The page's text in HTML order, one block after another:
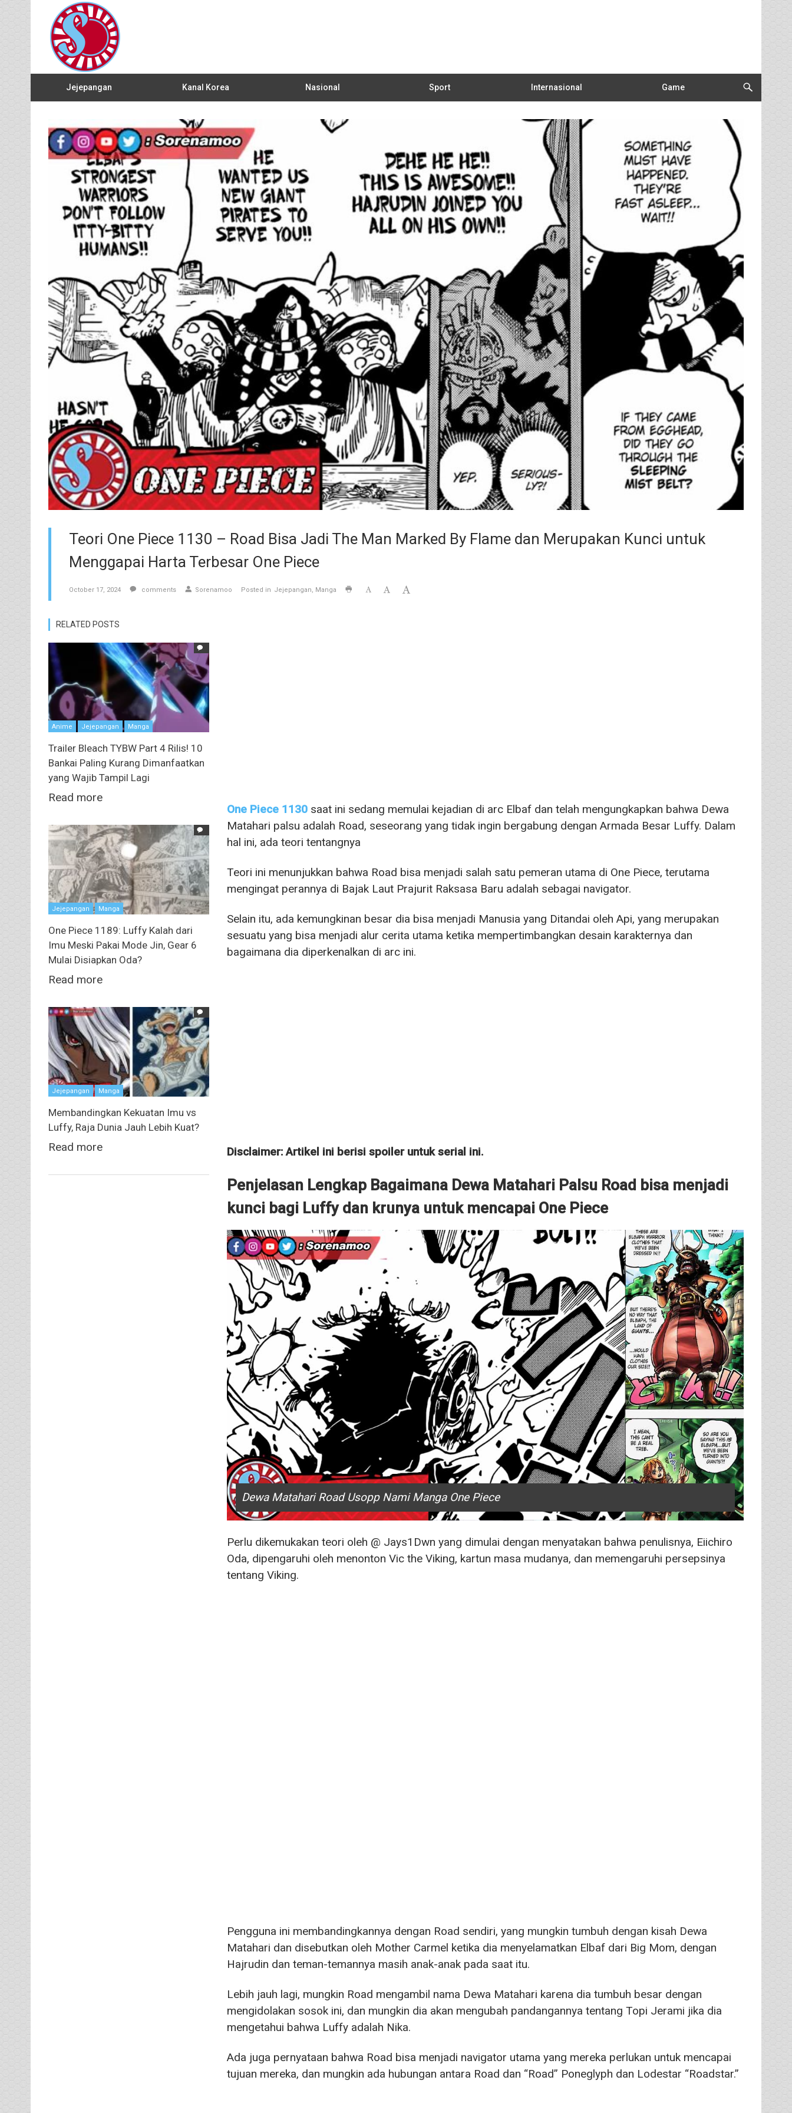
Jejepangan Kanal Korea Nasional Sport Internasional Game
Teori One Piece 1130 – Road Bisa Jadi The Man Marked By Flame dan Merupakan Kunci untuk
Menggapai Harta Terbesar One Piece
October 17, 2024 comments Sorenamoo Posted in Jejepangan Manga
One Piece 1130 saat ini sedang memulai kejadian di arc Elbaf dan telah mengungkapkan bahwa Dewa
Matahari palsu adalah Road, seseorang yang tidak ingin bergabung dengan Armada Besar Luffy. Dalam
hal ini, ada teori tentangnya
Teori ini menunjukkan bahwa Road bisa menjadi salah satu pemeran utama di One Piece, terutama
mengingat perannya di Bajak Laut Prajurit Raksasa Baru adalah sebagai navigator.
Selain itu, ada kemungkinan besar dia bisa menjadi Manusia yang Ditandai oleh Api, yang merupakan
sesuatu yang bisa menjadi alur cerita utama ketika mempertimbangkan desain karakternya dan
bagaimana dia diperkenalkan di arc ini.
Disclaimer: Artikel ini berisi spoiler untuk serial ini.
Penjelasan Lengkap Bagaimana Dewa Matahari Palsu Road bisa menjadi
kunci bagi Luffy dan krunya untuk mencapai One Piece
Dewa Matahari Road Usopp Nami Manga One Piece
Perlu dikemukakan teori oleh @ Jays1Dwn yang dimulai dengan menyatakan bahwa penulisnya, Eiichiro
Oda, dipengaruhi oleh menonton Vic the Viking, kartun masa mudanya, dan memengaruhi persepsinya
tentang Viking.
Pengguna ini membandingkannya dengan Road sendiri, yang mungkin tumbuh dengan kisah Dewa
Matahari dan disebutkan oleh Mother Carmel ketika dia menyelamatkan Elbaf dari Big Mom, dengan
Hajrudin dan teman-temannya masih anak-anak pada saat itu.
Lebih jauh lagi, mungkin Road mengambil nama Dewa Matahari karena dia tumbuh besar dengan
mengidolakan sosok ini, dan mungkin dia akan mengubah pandangannya tentang Topi Jerami jika dia
mengetahui bahwa Luffy adalah Nika.
Ada juga pernyataan bahwa Road bisa menjadi navigator utama yang mereka perlukan untuk mencapai
tujuan mereka, dan mungkin ada hubungan antara Road dan “Road” Poneglyph dan Lodestar “Roadstar.”
RELATED POSTS
Anime Jejepangan Manga
Trailer Bleach TYBW Part 4 Rilis! 10
Bankai Paling Kurang Dimanfaatkan
yang Wajib Tampil Lagi
Read more
Jejepangan Manga
One Piece 1189: Luffy Kalah dari
Imu Meski Pakai Mode Jin, Gear 6
Mulai Disiapkan Oda?
Read more
Jejepangan Manga
Membandingkan Kekuatan Imu vs
Luffy, Raja Dunia Jauh Lebih Kuat?
Read more